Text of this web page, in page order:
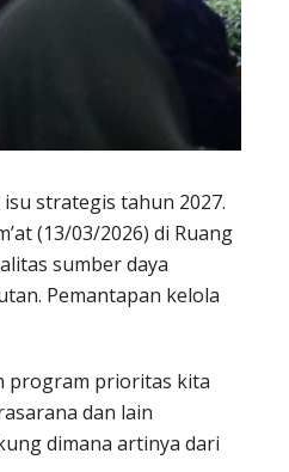
isu strategis tahun 2027.
(13/03/2026) di Ruang
sumber daya
Pemantapan kelola
program prioritas kita
dan lain
dimana artinya dari